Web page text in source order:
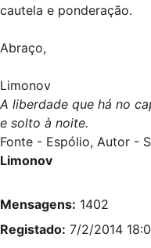
cautela e ponderação.
Abraço,
Limonov
A liberdade que há no
e solto à noite.
Fonte - Espólio, Autor -
Limonov
Mensagens: 1402
Registado: 7/2/2014